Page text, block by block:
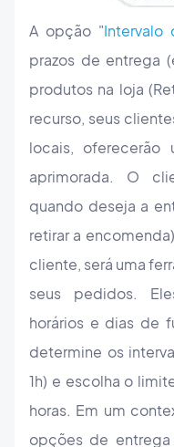
A opção "Intervalo
prazos de entrega
produtos na loja
recurso, seus
locais, oferecerão
aprimorada. O
quando deseja a
retirar a
cliente, será uma
seus pedidos.
horários e dias de
determine os
1h) e escolha o
horas. Em um
opções de entrega